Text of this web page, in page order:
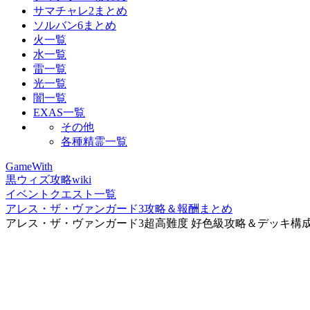
サマチャレ2まとめ
ソルバン6まとめ
火一覧
水一覧
雷一覧
光一覧
闇一覧
EXAS一覧
その他
各種精霊一覧
GameWith
黒ウィズ攻略wiki
イベントクエスト一覧
アレス・ザ・ヴァンガード3攻略＆報酬まとめ
アレス・ザ・ヴァンガード3超高難度 好色級攻略＆デッキ構